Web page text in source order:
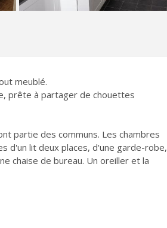
meublé.
prête à partager de chouettes
partie des communs. Les chambres
d'un lit deux places, d'une garde-robe,
chaise de bureau. Un oreiller et la